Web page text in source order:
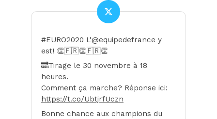
#EURO2020 L'@equipedefrance y
est! 👏🇫🇷👏🇫🇷👏
🔜Tirage le 30 novembre à 18
heures.
Comment ça marche? Réponse ici:
https://t.co/UbtjrfUczn
Bonne chance aux champions du